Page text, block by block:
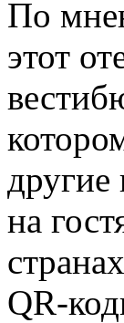
По
этот
на
QR-